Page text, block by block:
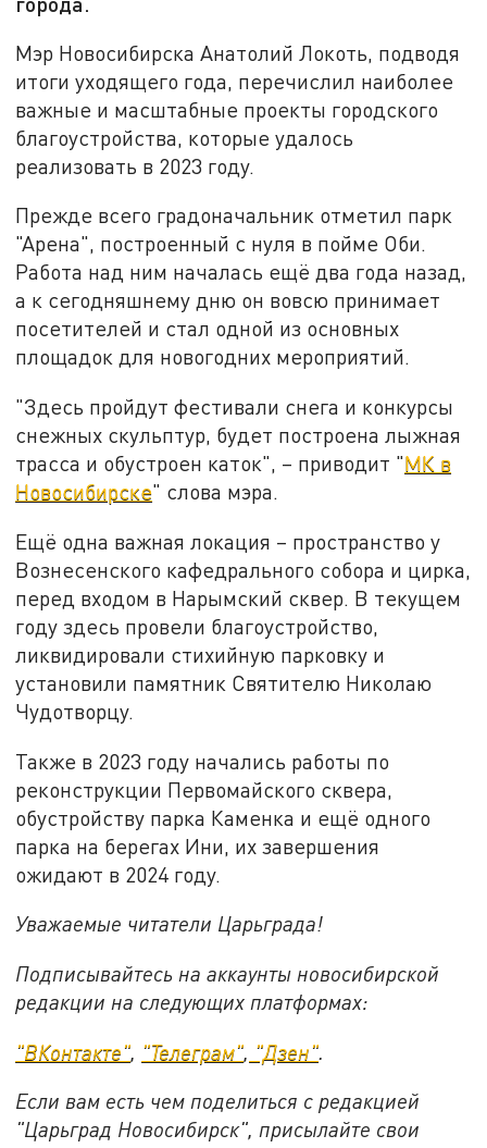
Мэр Новосибирска Анатолий Локоть, подводя
итоги уходящего года, перечислил наиболее
важные и масштабные проекты городского
благоустройства, которые удалось
реализовать в 2023 году.
Прежде всего градоначальник отметил парк
"Арена", построенный с нуля в пойме Оби.
Работа над ним началась ещё два года назад,
а к сегодняшнему дню он вовсю принимает
посетителей и стал одной из основных
площадок для новогодних мероприятий.
"Здесь пройдут фестивали снега и конкурсы
снежных скульптур, будет построена лыжная
трасса и обустроен каток", – приводит "МК в
Новосибирске" слова мэра.
Ещё одна важная локация – пространство у
Вознесенского кафедрального собора и цирка,
перед входом в Нарымский сквер. В текущем
году здесь провели благоустройство,
ликвидировали стихийную парковку и
установили памятник Святителю Николаю
Чудотворцу.
Также в 2023 году начались работы по
реконструкции Первомайского сквера,
обустройству парка Каменка и ещё одного
парка на берегах Ини, их завершения
ожидают в 2024 году.
Уважаемые читатели Царьграда!
Подписывайтесь на аккаунты новосибирской
редакции на следующих платформах:
"ВКонтакте" "Телеграм" "Дзен"
Если вам есть чем поделиться с редакцией
"Царьград Новосибирск", присылайте свои